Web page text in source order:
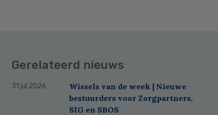
Gerelateerd nieuws
31 jul 2026
Wissels van de week | Nieuwe
bestuurders voor Zorgpartners,
SIG en SBOS